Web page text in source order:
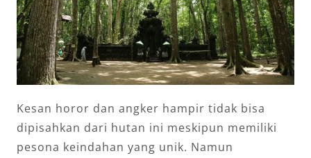
Kesan horor dan angker hampir tidak bisa
dipisahkan dari hutan ini meskipun memiliki
pesona keindahan yang unik. Namun